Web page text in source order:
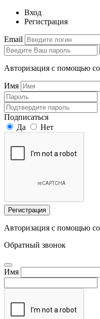
Вход
Регистрация
Email
Авторизация с помощью
Имя
Подписаться
Да
Нет
Регистрация
Авторизация с помощью
Обратный звонок
Имя